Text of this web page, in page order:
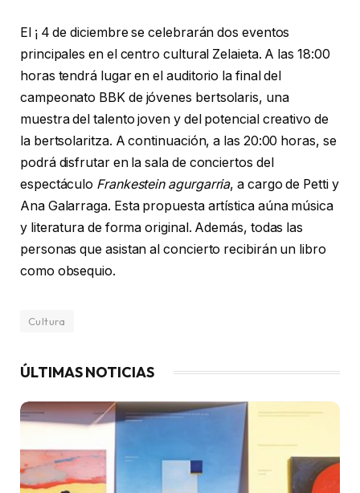
El ¡ 4 de diciembre se celebrarán dos eventos
principales en el centro cultural Zelaieta. A las 18:00
horas tendrá lugar en el auditorio la final del
campeonato BBK de jóvenes bertsolaris, una
muestra del talento joven y del potencial creativo de
la bertsolaritza. A continuación, a las 20:00 horas, se
podrá disfrutar en la sala de conciertos del
espectáculo Frankestein agurgarria, a cargo de Petti y
Ana Galarraga. Esta propuesta artística aúna música
y literatura de forma original. Además, todas las
personas que asistan al concierto recibirán un libro
como obsequio.
Cultura
ÚLTIMAS NOTICIAS